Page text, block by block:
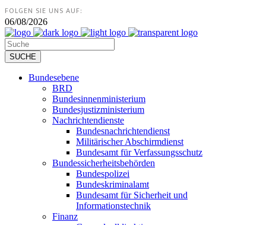
FOLGEN SIE UNS AUF:
06/08/2026
Bundesebene
BRD
Bundesinnenministerium
Bundesjustizministerium
Nachrichtendienste
Bundesnachrichtendienst
Militärischer Abschirmdienst
Bundesamt für Verfassungsschutz
Bundessicherheitsbehörden
Bundespolizei
Bundeskriminalamt
Bundesamt für Sicherheit und
Informationstechnik
Finanz